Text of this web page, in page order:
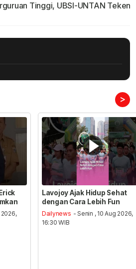
Tinggi, UBSI-UNTAN Teken
>
2026,
Lavojoy Ajak Hidup Sehat
dengan Cara Lebih Fun
Dailynews - Senin , 10 Aug 2026,
16:30 WIB